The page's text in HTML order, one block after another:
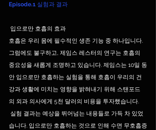
Episode.1 실험과 결과
입으로만 호흡의 효과
호흡은 우리 몸에 필수적인 생존 기능 중 하나입니다.
그럼에도 불구하고, 제임스 레스터의 연구는 호흡의
중요성을 새롭게 조명하고 있습니다. 제임스는 10일 동
안 입으로만 호흡하는 실험을 통해 호흡이 우리의 건
강과 생활에 미치는 영향을 밝혀내기 위해 스탠포드
의 외과 의사에게 5천 달러의 비용을 투자했습니다.
습니다. 입으로만 호흡하는 것으로 인해 수면 무호흡증